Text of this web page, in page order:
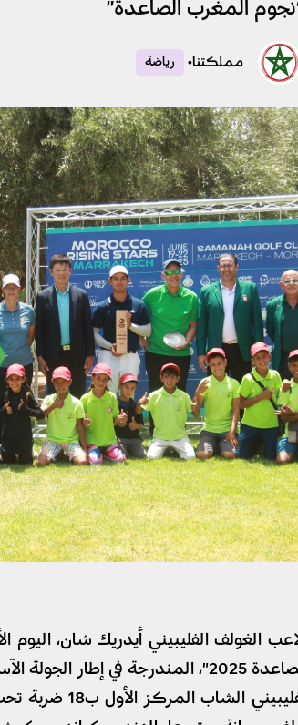
المغرب الصاعدة”
مملكتنا• رياضة
الغولف الفليبيني أيدريك شان،
الآسيوية للتطوير.
واحتل اللاعب